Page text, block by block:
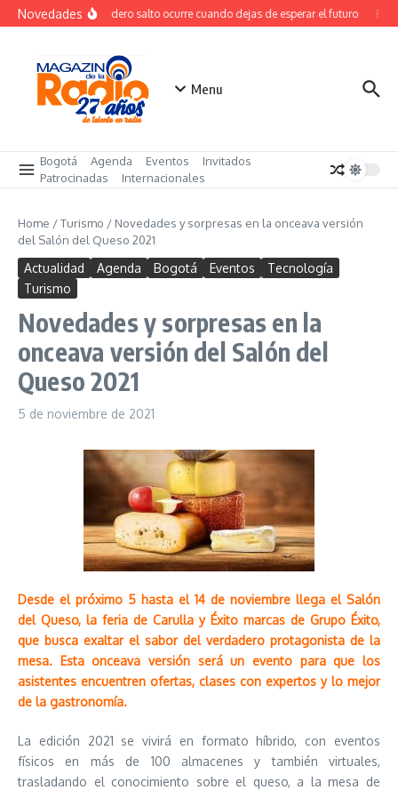
Saltar al contenido
NovedadesEl verdadero salto ocurre cuando dejas de esperar el futuro El
Menu
Bogotá Agenda Eventos
Invitados
Patrocinadas
Internacionales
Home /Turismo / Novedades y sorpresas en la onceava versión
del Salón del Queso 2021
Actualidad Agenda Bogotá Eventos
Tecnología
Turismo
Novedades y sorpresas en la
onceava versión del Salón del
Queso 2021
5 de noviembre de 2021
Desde el próximo 5 hasta el 14 de noviembre llega el Salón
del Queso, la feria de Carulla y Éxito marcas de Grupo Éxito,
que busca exaltar el sabor del verdadero protagonista de la
mesa. Esta onceava versión será un evento para que los
asistentes encuentren ofertas, clases con expertos y lo mejor
de la gastronomía.
La edición 2021 se vivirá en formato híbrido, con eventos
físicos en más de 100 almacenes y también virtuales,
trasladando el conocimiento sobre el queso, a la mesa de